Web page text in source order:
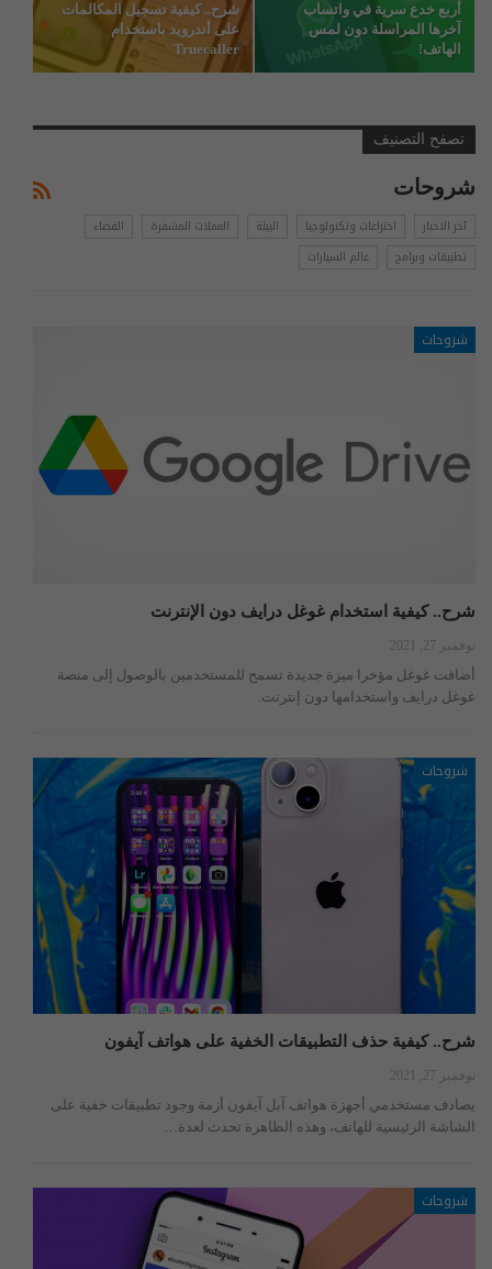
أربع خدع سرية في واتساب
آخرها المراسلة دون لمس
الهاتف!
شرح.. كيفية تسجيل المكالمات
على أندرويد باستخدام
Truecaller
تصفح التصنيف
شروحات
آخر الاخبار اختراعات وتكنولوجيا البيئة العملات المشفرة
الفضاء
تطبيقات وبرامج
عالم السيارات
شروحات
شرح.. كيفية استخدام غوغل درايف دون الإنترنت
نوفمبر 27, 2021
أضافت غوغل مؤخرا ميزة جديدة تسمح للمستخدمين بالوصول إلى منصة
غوغل درايف واستخدامها دون إنترنت.
شروحات
شرح.. كيفية حذف التطبيقات الخفية على هواتف آيفون
نوفمبر 27, 2021
يصادف مستخدمي أجهزة هواتف آبل آيفون أزمة وجود تطبيقات خفية على
الشاشة الرئيسية للهاتف، وهذه الظاهرة تحدث لعدة…
شروحات